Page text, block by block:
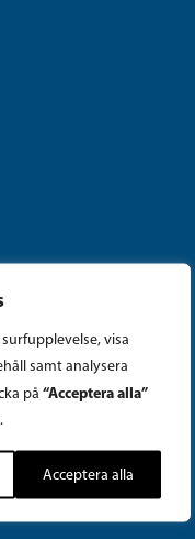
visa
samt analysera
på “Acceptera alla”
Acceptera alla